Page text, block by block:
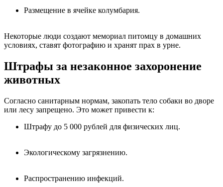
Размещение в ячейке колумбария.
Некоторые люди создают мемориал питомцу в домашних
условиях, ставят фотографию и хранят прах в урне.
Штрафы за незаконное захоронение
животных
Согласно санитарным нормам, закопать тело собаки во дворе
или лесу запрещено. Это может привести к:
Штрафу до 5 000 рублей для физических лиц.
Экологическому загрязнению.
Распространению инфекций.